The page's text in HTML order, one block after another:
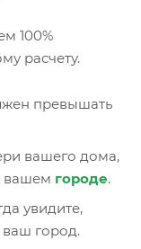
100%
расчету.
превышать
вашего дома,
вашем городе.
увидите,
ваш город.